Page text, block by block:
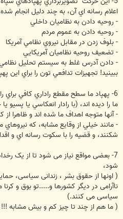
اعلام رسانه اي آن، به چند دليل انجام شده:
- روحيه دادن به نظاميان داخلي
- روحيه دادن به عموم مردم
- بلوف زدن در مقابل نيروي نظامي آمريکا
- تضعيف روحيه نظاميان آمريکايي
- دادن آدرس غلط به سيستم تحليل نظامي
ببينيد! تجهيزات تدافعي تون را براي اين
6- پهپاد ما سطح مقطع راداري کافي براي
ما را ديده اند، (با رادار انعکاسي يا پسيو
- آنها متوجه اهداف ما شده اند و ظاهرا از
- مانند خيلي از وقايع مشابه، که
شکنند، و قضيه را با سکوت رسانه اي و
7- بعضی مواقع نیاز می شود تا از یک
شود،
( اونها از حقوق بشر ، زندانی سیاسی،
ناآرامی در دیگر کشورها و.....تو بوق و کرنا
سیاسی می کنند.)
( ما هم از چند تا چیز کم و بیش مشابه !!!